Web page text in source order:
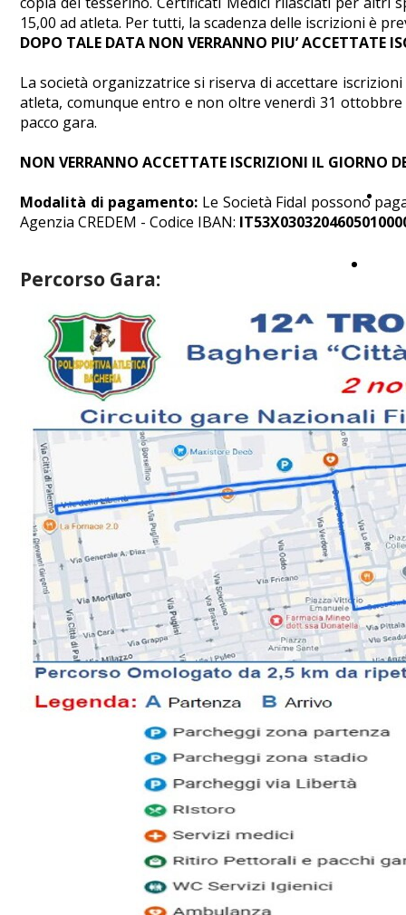
15,00 ad atleta. Per tutti, la scadenza delle iscrizioni è
DOPO TALE DATA NON VERRANNO PIU’ ACCETTATE
La società organizzatrice si riserva di accettare
atleta, comunque entro e non oltre venerdì 31
pacco gara.
NON VERRANNO ACCETTATE ISCRIZIONI IL GIORNO
Modalità di pagamento: Le Società Fidal possono
Agenzia CREDEM - Codice IBAN:
Percorso Gara: